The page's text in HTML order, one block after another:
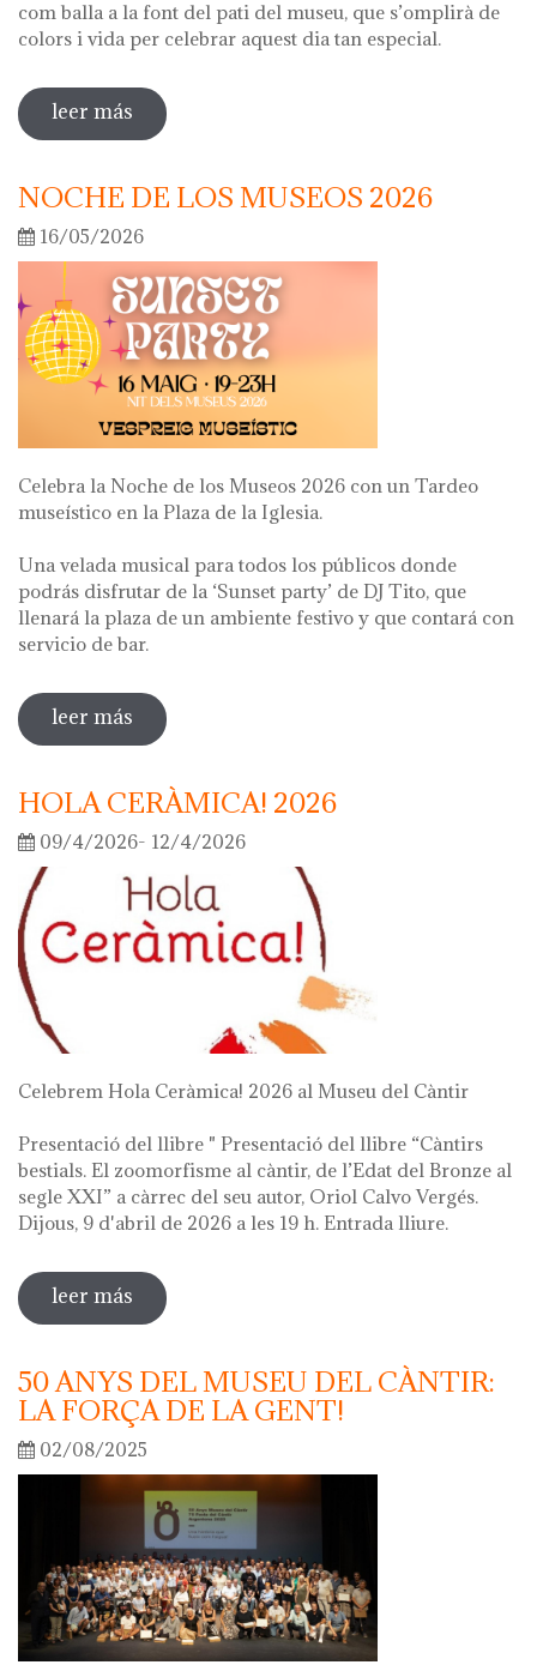
com balla a la font del pati del museu, que s’omplirà de
colors i vida per celebrar aquest dia tan especial.
leer más sobre diada de la flor
NOCHE DE LOS MUSEOS 2026
16/05/2026
Celebra la Noche de los Museos 2026 con un Tardeo
museístico en la Plaza de la Iglesia.
Una velada musical para todos los públicos donde
podrás disfrutar de la ‘Sunset party’ de DJ Tito, que
llenará la plaza de un ambiente festivo y que contará con
servicio de bar.
leer más sobre noche de los museos 2026
HOLA CERÀMICA! 2026
09/4/2026- 12/4/2026
Celebrem Hola Ceràmica! 2026 al Museu del Càntir
Presentació del llibre " Presentació del llibre “Càntirs
bestials. El zoomorfisme al càntir, de l’Edat del Bronze al
segle XXI” a càrrec del seu autor, Oriol Calvo Vergés.
Dijous, 9 d'abril de 2026 a les 19 h. Entrada lliure.
leer más sobre hola ceràmica! 2026
50 ANYS DEL MUSEU DEL CÀNTIR:
LA FORÇA DE LA GENT!
02/08/2025